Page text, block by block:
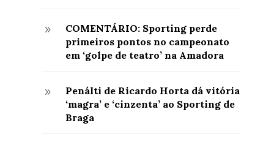
9
COMENTÁRIO: Sporting perde
primeiros pontos no campeonato
em ‘golpe de teatro’ na Amadora
9
Penálti de Ricardo Horta dá vitória
‘magra’ e ‘cinzenta’ ao Sporting de
Braga